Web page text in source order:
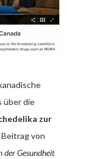
über die
zur
von
der Gesundheit